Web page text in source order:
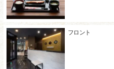
フロント